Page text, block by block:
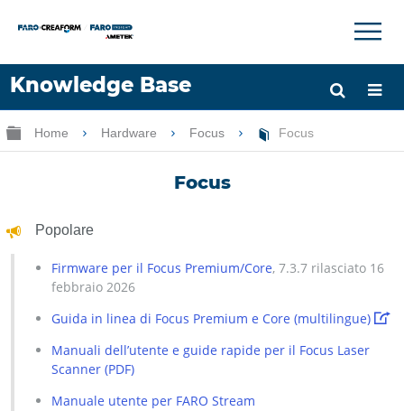
Knowledge Base
Lingua
Chiedere aiuto Accesso
×
Ingrandisci/riduci gerarchia globale
Home Hardware Focus Focus
Focus
Popolare
Firmware per il Focus Premium/Core, 7.3.7 rilasciato 16
febbraio 2026
Guida in linea di Focus Premium e Core (multilingue)
Manuali dell’utente e guide rapide per il Focus Laser
Scanner (PDF)
Manuale utente per FARO Stream